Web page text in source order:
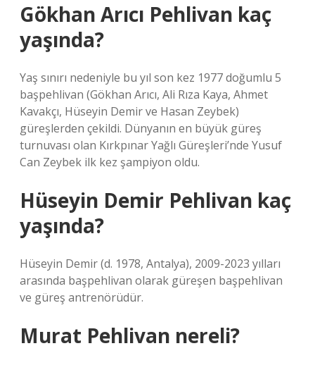
Gökhan Arıcı Pehlivan kaç
yaşında?
Yaş sınırı nedeniyle bu yıl son kez 1977 doğumlu 5
başpehlivan (Gökhan Arıcı, Ali Rıza Kaya, Ahmet
Kavakçı, Hüseyin Demir ve Hasan Zeybek)
güreşlerden çekildi. Dünyanın en büyük güreş
turnuvası olan Kırkpınar Yağlı Güreşleri’nde Yusuf
Can Zeybek ilk kez şampiyon oldu.
Hüseyin Demir Pehlivan kaç
yaşında?
Hüseyin Demir (d. 1978, Antalya), 2009-2023 yılları
arasında başpehlivan olarak güreşen başpehlivan
ve güreş antrenörüdür.
Murat Pehlivan nereli?